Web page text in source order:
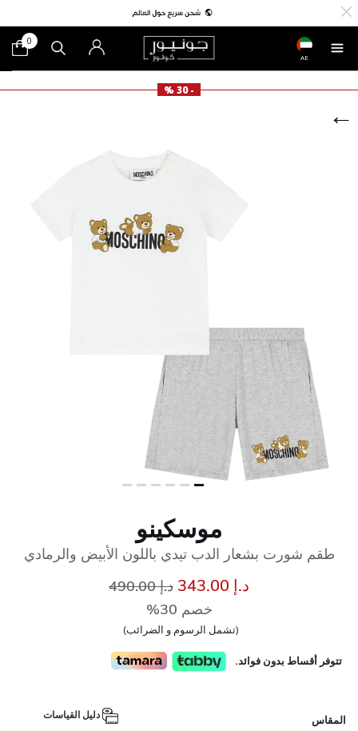
AE
0
- 30 %
موسكينو
طقم شورت بشعار الدب تيدي باللون الأبيض والرمادي
د.إ 343.00 سعر مخفض مند.إ 490.00
خصم 30%
(تشمل الرسوم و الضرائب)
تتوفر أقساط بدون فوائد.
المقاس